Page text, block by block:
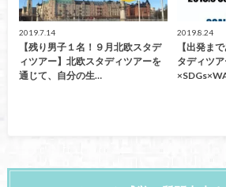
2019.7.14
【残り男子１名！９月北欧スタデ
ィツアー】北欧スタディツアーを
通じて、自分の生…
2019.8.24
【出発ま
タディツ